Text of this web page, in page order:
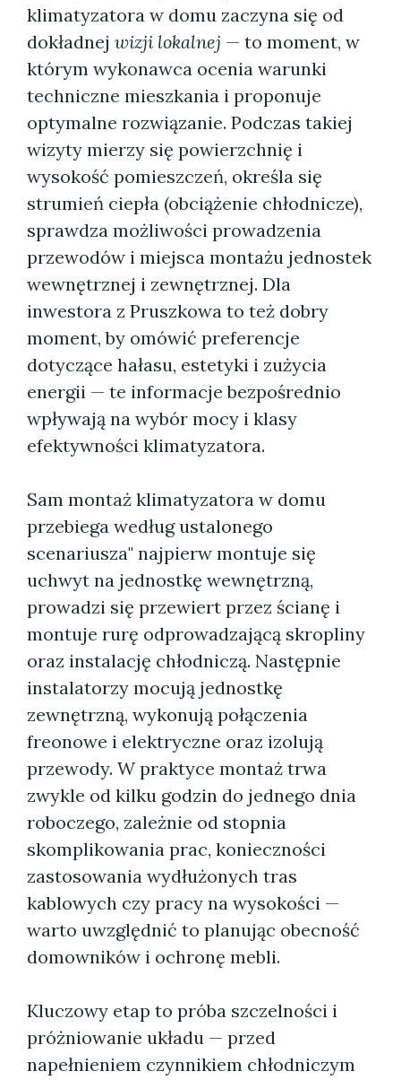
klimatyzatora w domu zaczyna się od
dokładnej wizji lokalnej — to moment, w
którym wykonawca ocenia warunki
techniczne mieszkania i proponuje
optymalne rozwiązanie. Podczas takiej
wizyty mierzy się powierzchnię i
wysokość pomieszczeń, określa się
strumień ciepła (obciążenie chłodnicze),
sprawdza możliwości prowadzenia
przewodów i miejsca montażu jednostek
wewnętrznej i zewnętrznej. Dla
inwestora z Pruszkowa to też dobry
moment, by omówić preferencje
dotyczące hałasu, estetyki i zużycia
energii — te informacje bezpośrednio
wpływają na wybór mocy i klasy
efektywności klimatyzatora.
Sam montaż klimatyzatora w domu
przebiega według ustalonego
scenariusza" najpierw montuje się
uchwyt na jednostkę wewnętrzną,
prowadzi się przewiert przez ścianę i
montuje rurę odprowadzającą skropliny
oraz instalację chłodniczą. Następnie
instalatorzy mocują jednostkę
zewnętrzną, wykonują połączenia
freonowe i elektryczne oraz izolują
przewody. W praktyce montaż trwa
zwykle od kilku godzin do jednego dnia
roboczego, zależnie od stopnia
skomplikowania prac, konieczności
zastosowania wydłużonych tras
kablowych czy pracy na wysokości —
warto uwzględnić to planując obecność
domowników i ochronę mebli.
Kluczowy etap to próba szczelności i
próżniowanie układu — przed
napełnieniem czynnikiem chłodniczym